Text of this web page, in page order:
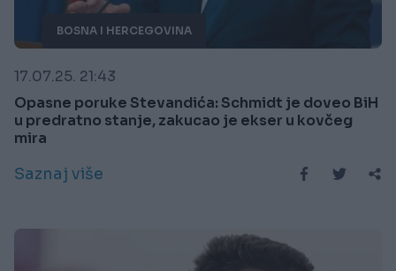
BOSNA I HERCEGOVINA
17.07.25. 21:43
Opasne poruke Stevandića: Schmidt je doveo BiH
u predratno stanje, zakucao je ekser u kovčeg
mira
Saznaj više